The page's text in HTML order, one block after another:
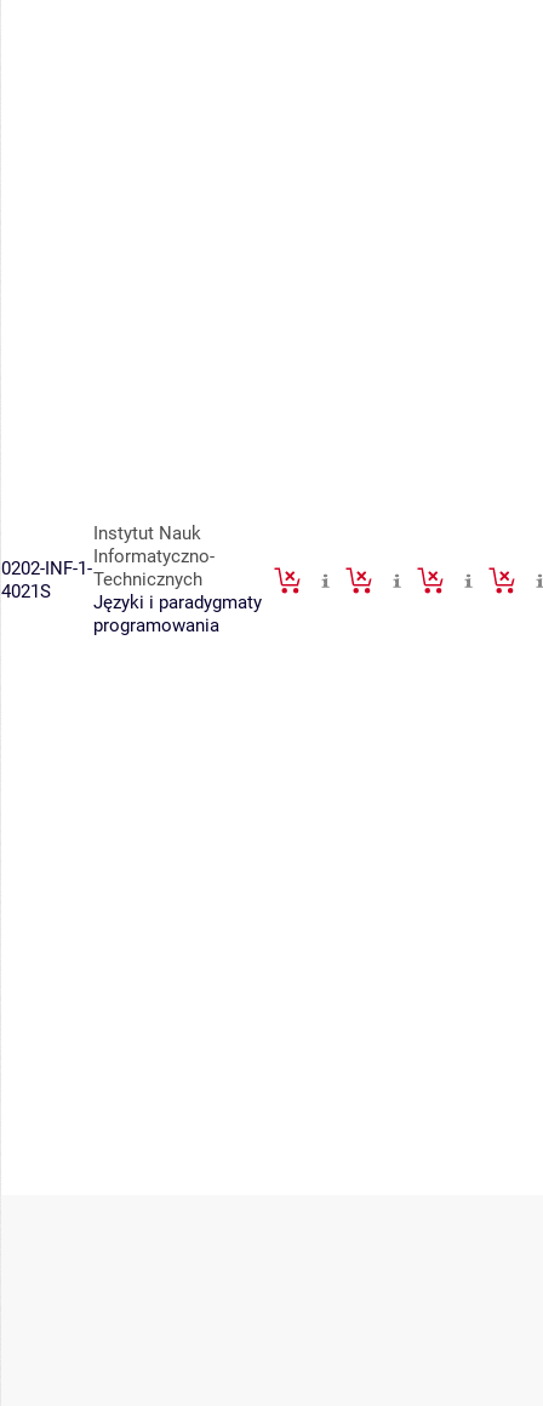
0202-INF-1-
4021S
Instytut Nauk
Informatyczno-
Technicznych
Języki i paradygmaty
programowania